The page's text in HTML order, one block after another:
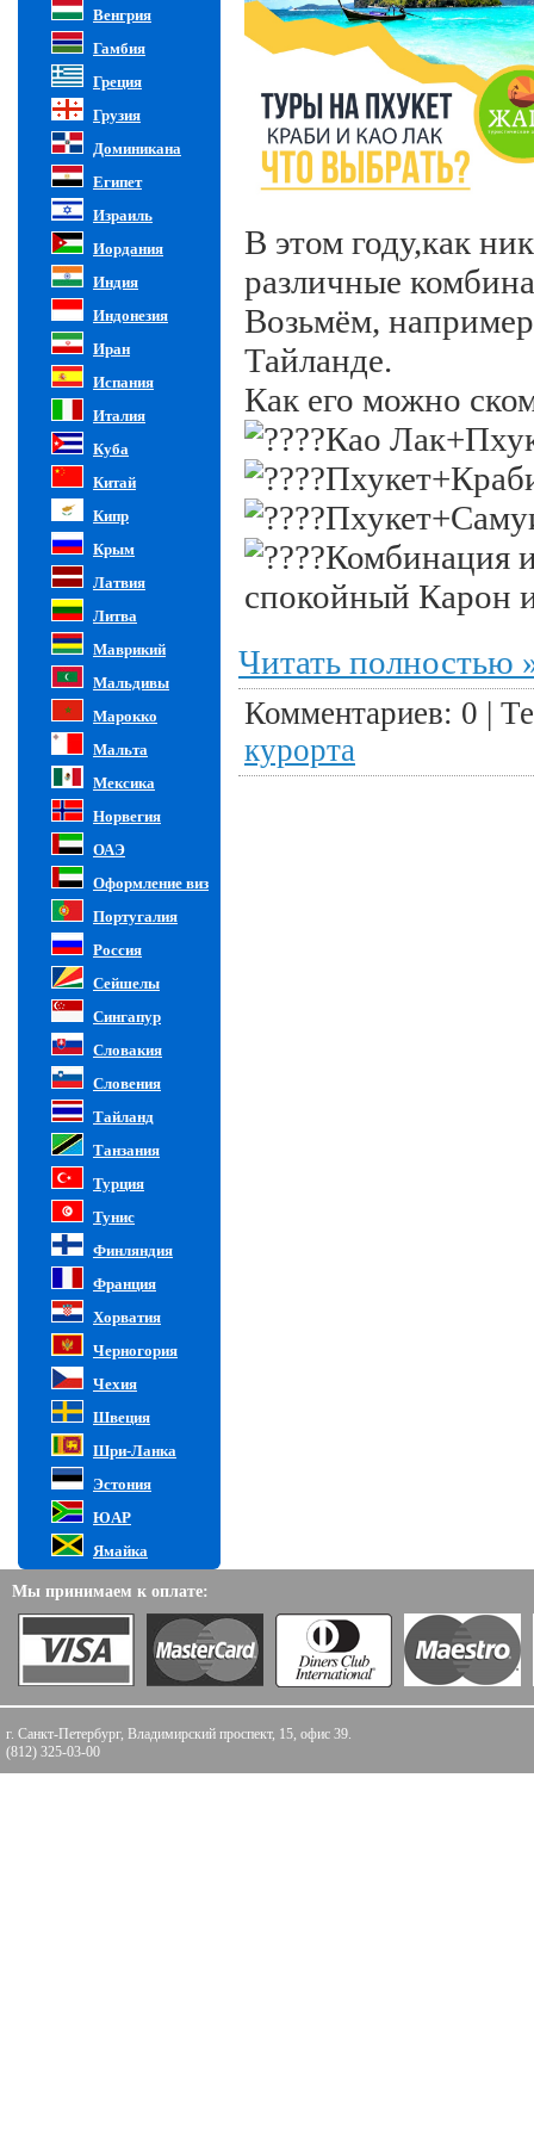
Венгрия
Гамбия
Греция
Грузия
Доминикана
Египет
Израиль
Иордания
Индия
Индонезия
Иран
Испания
Италия
Куба
Китай
Кипр
Крым
Латвия
Литва
Маврикий
Мальдивы
Марокко
Мальта
Мексика
Норвегия
ОАЭ
Оформление виз
Португалия
Россия
Сейшелы
Сингапур
Словакия
Словения
Тайланд
Танзания
Турция
Тунис
Финляндия
Франция
Хорватия
Черногория
Чехия
Швеция
Шри-Ланка
Эстония
ЮАР
Ямайка
В этом году,как
различные
Возьмём,
Тайланде.
Как его можно
Као
Комбинация
спокойный Карон
Читать полностью
Комментариев: 0 |
курорта
Мы принимаем к оплате:
г. Санкт-Петербург, Владимирский проспект, 15, офис 39.
(812) 325-03-00